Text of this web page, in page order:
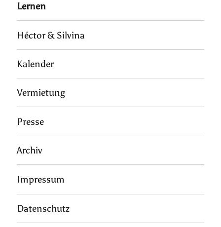
Lernen
Héctor & Silvina
Kalender
Vermietung
Presse
Archiv
Impressum
Datenschutz